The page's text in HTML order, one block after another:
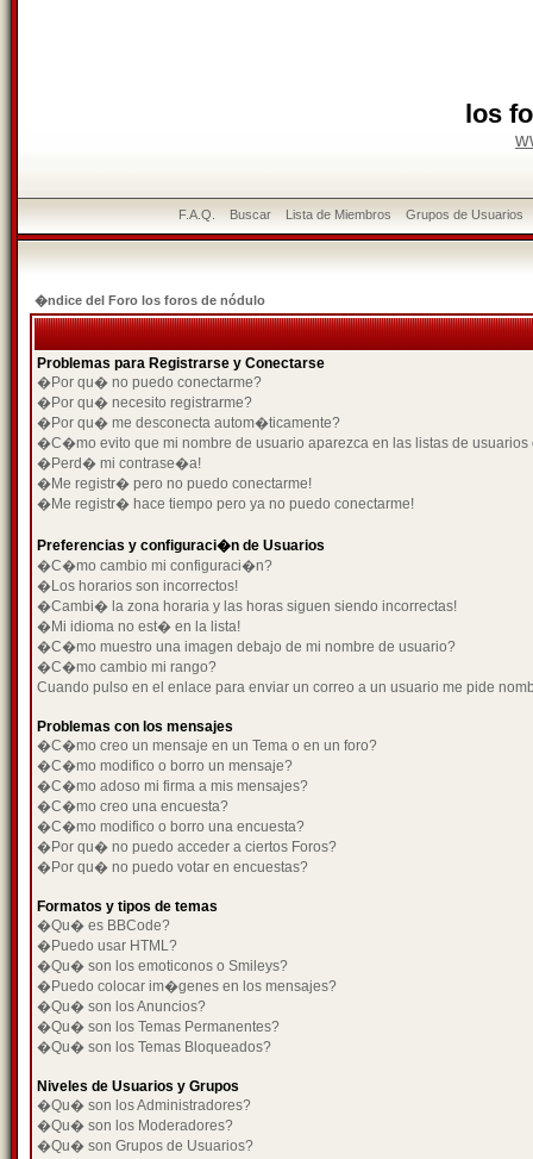
los
F.A.Q. Buscar Lista de Miembros Grupos de Usuarios
�ndice del Foro los foros de nódulo
Problemas para Registrarse y Conectarse
�Por qu� no puedo conectarme?
�Por qu� necesito registrarme?
�Por qu� me desconecta autom�ticamente?
�C�mo evito que mi nombre de usuario aparezca en las listas de usuarios
�Perd� mi contrase�a!
�Me registr� pero no puedo conectarme!
�Me registr� hace tiempo pero ya no puedo conectarme!
Preferencias y configuraci�n de Usuarios
�C�mo cambio mi configuraci�n?
�Los horarios son incorrectos!
�Cambi� la zona horaria y las horas siguen siendo incorrectas!
�Mi idioma no est� en la lista!
�C�mo muestro una imagen debajo de mi nombre de usuario?
�C�mo cambio mi rango?
Cuando pulso en el enlace para enviar un correo a un usuario me pide
Problemas con los mensajes
�C�mo creo un mensaje en un Tema o en un foro?
�C�mo modifico o borro un mensaje?
�C�mo adoso mi firma a mis mensajes?
�C�mo creo una encuesta?
�C�mo modifico o borro una encuesta?
�Por qu� no puedo acceder a ciertos Foros?
�Por qu� no puedo votar en encuestas?
Formatos y tipos de temas
�Qu� es BBCode?
�Puedo usar HTML?
�Qu� son los emoticonos o Smileys?
�Puedo colocar im�genes en los mensajes?
�Qu� son los Anuncios?
�Qu� son los Temas Permanentes?
�Qu� son los Temas Bloqueados?
Niveles de Usuarios y Grupos
�Qu� son los Administradores?
�Qu� son los Moderadores?
�Qu� son Grupos de Usuarios?